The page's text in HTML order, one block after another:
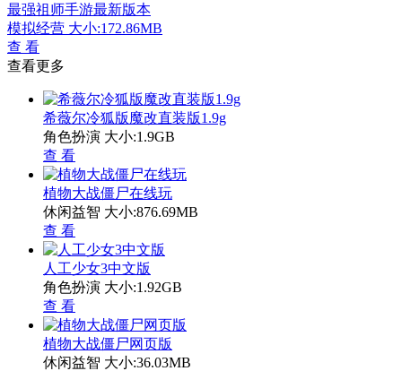
最强祖师手游最新版本
模拟经营 大小:172.86MB
查 看
查看更多
希薇尔冷狐版魔改直装版1.9g
角色扮演 大小:1.9GB
查 看
植物大战僵尸在线玩
休闲益智 大小:876.69MB
查 看
人工少女3中文版
角色扮演 大小:1.92GB
查 看
植物大战僵尸网页版
休闲益智 大小:36.03MB